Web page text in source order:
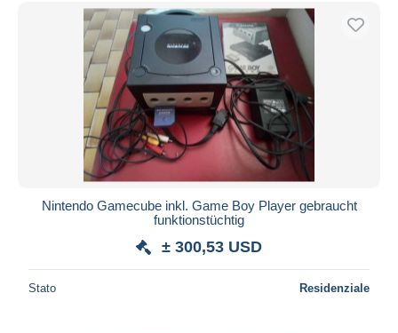
Spedizione gratuita
Metodi di pagamento
PayPal
Bonifico bancario
Visa
Mastercard
Bancontact
Residenza del venditore
Nintendo Gamecube inkl. Game Boy Player gebraucht
funktionstüchtig
± 300,53 USD
Stato Residenziale